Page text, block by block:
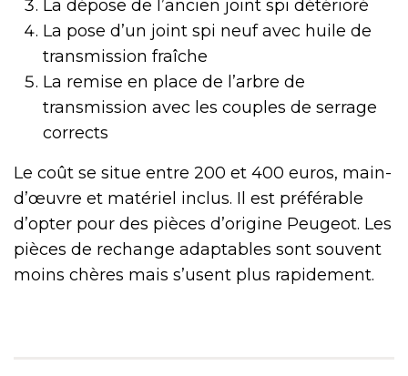
La dépose de l’ancien joint spi détérioré
La pose d’un joint spi neuf avec huile de
transmission fraîche
La remise en place de l’arbre de
transmission avec les couples de serrage
corrects
Le coût se situe entre 200 et 400 euros, main-
d’œuvre et matériel inclus. Il est préférable
d’opter pour des pièces d’origine Peugeot. Les
pièces de rechange adaptables sont souvent
moins chères mais s’usent plus rapidement.